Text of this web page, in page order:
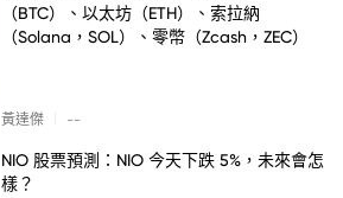
（BTC）、以太坊（ETH）、索拉納
（Solana，SOL）、零幣（Zcash，ZEC）
黃達傑 --
NIO 股票預測：NIO 今天下跌 5%，未來會怎
樣？